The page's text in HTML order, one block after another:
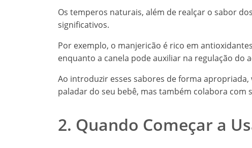
Os temperos naturais, além de realçar o sabor
significativos.
Por exemplo, o manjericão é rico em
enquanto a canela pode auxiliar na regulação do
Ao introduzir esses sabores de forma
paladar do seu bebê, mas também colabora com
2. Quando Começar a